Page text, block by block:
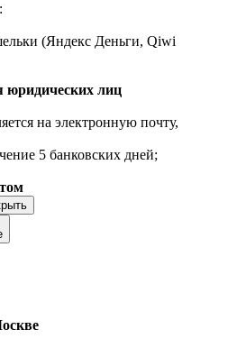
(Яндекс Деньги, Qiwi
юридических лиц
на электронную почту,
5 банковских дней;